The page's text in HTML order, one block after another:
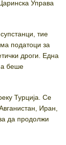
Управа
тие
податоци за
дроги. Една
а беше
Турција. Се
Иран,
да продолжи